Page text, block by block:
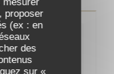
proposer
(ex : en
des
sur «